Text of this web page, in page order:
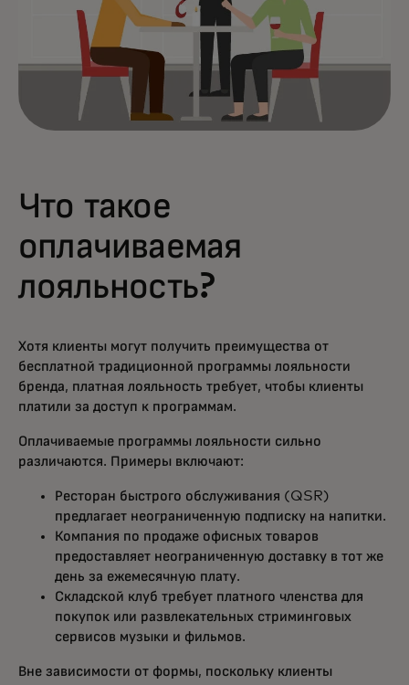
Что такое
оплачиваемая
лояльность?
Хотя клиенты могут получить преимущества от
бесплатной традиционной программы лояльности
бренда, платная лояльность требует, чтобы клиенты
платили за доступ к программам.
Оплачиваемые программы лояльности сильно
различаются. Примеры включают:
Ресторан быстрого обслуживания (QSR)
предлагает неограниченную подписку на напитки.
Компания по продаже офисных товаров
предоставляет неограниченную доставку в тот же
день за ежемесячную плату.
Складской клуб требует платного членства для
покупок или развлекательных стриминговых
сервисов музыки и фильмов.
Вне зависимости от формы, поскольку клиенты